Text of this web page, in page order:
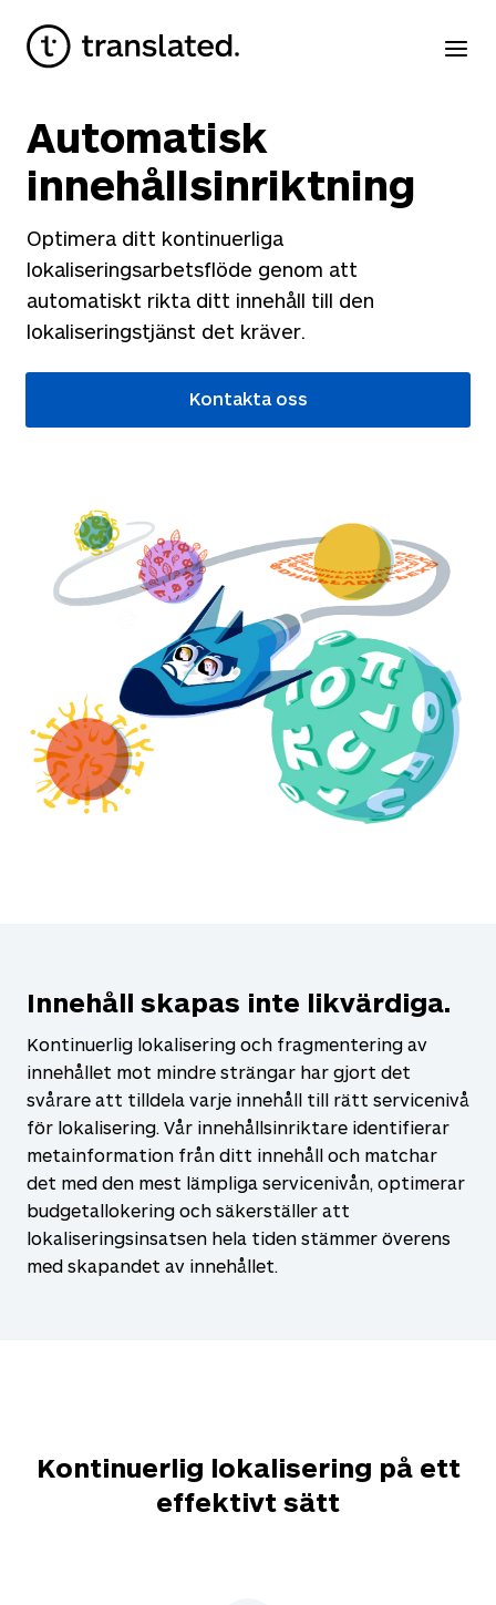
Automatisk
innehållsinriktning
Optimera ditt kontinuerliga
lokaliseringsarbetsflöde genom att
automatiskt rikta ditt innehåll till den
lokaliseringstjänst det kräver.
Kontakta oss
Innehåll skapas inte likvärdiga.
Kontinuerlig lokalisering och fragmentering av
innehållet mot mindre strängar har gjort det
svårare att tilldela varje innehåll till rätt servicenivå
för lokalisering. Vår innehållsinriktare identifierar
metainformation från ditt innehåll och matchar
det med den mest lämpliga servicenivån, optimerar
budgetallokering och säkerställer att
lokaliseringsinsatsen hela tiden stämmer överens
med skapandet av innehållet.
Kontinuerlig lokalisering på ett
effektivt sätt